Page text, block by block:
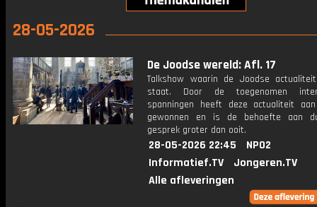
28-05-2026
De Joodse wereld: Afl. 17
Talkshow waarin de Joodse
staat. Door de toegenomen
spanningen heeft deze actualiteit
gewonnen en is de behoefte aan
gesprek groter dan ooit.
28-05-2026 22:45
NPO2
Informatief.TV
Jongeren.TV
Alle afleveringen